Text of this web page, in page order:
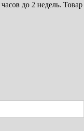
до 2 недель. Товар